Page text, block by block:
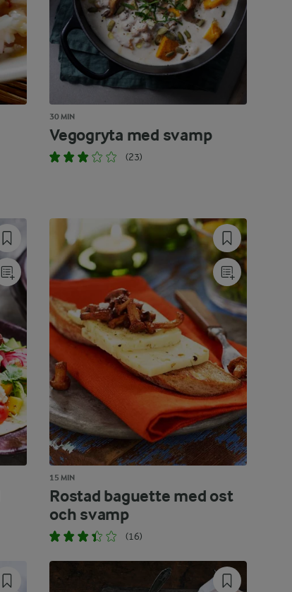
30 MIN
Vegogryta med svamp
(23)
15 MIN
Rostad baguette med ost
och svamp
(16)